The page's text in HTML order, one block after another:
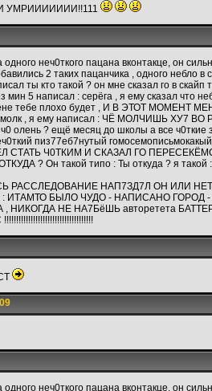
УМРИИИИИИИ!!111
неч0ткого пацана вконтакце, он
2 таких пацанчика , одного небло в
ты кто такой ? он мне сказал го в
мин 5 написал : серёга , я ему сказал что
тебе плохо будет , И В ЭТОТ МОМЕНТ
, я ему написал : ЧЁ МОЛЧИШЬ ХУ7
ч0 олень ? ещё месяц до школы а все
пиз77еб7нутый
СТАТЬ Ч0ТКИМ И СКАЗАЛ ГО
? Он такой типо : Ты откуда ? я такой :
РАССЛЕДОВАНИЕ НАП7ЗД7Л ОН ИЛИ
ИТАМТО БЫЛО ЧУДО - НАПИСАНО ГОРОД
НИКОГДА НЕ НА7БёШЬ авторетета
неч0ткого пацана вконтакце, он